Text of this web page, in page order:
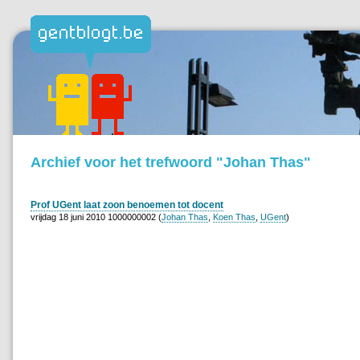
Archief voor het trefwoord "Johan Thas"
Prof UGent laat zoon benoemen tot docent
vrijdag 18 juni 2010 1000000002 (Johan Thas Koen Thas UGent)